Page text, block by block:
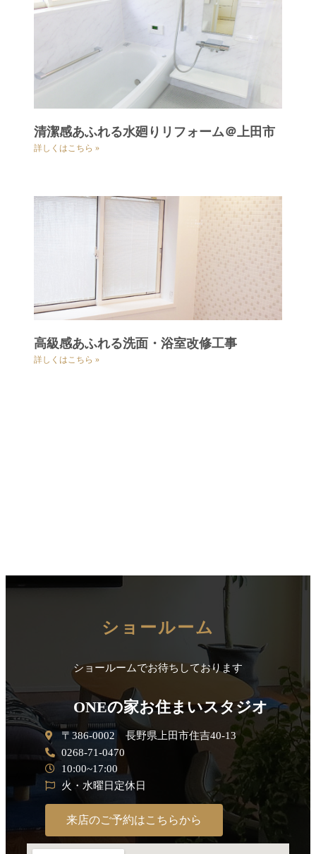
清潔感あふれる水廻りリフォーム＠上田市
詳しくはこちら »
高級感あふれる洗面・浴室改修工事
詳しくはこちら »
ショールーム
ショールームでお待ちしております
ONEの家お住まいスタジオ
〒386-0002 長野県上田市住吉40-13
0268-71-0470
10:00~17:00
火・水曜日定休日
来店のご予約はこちらから